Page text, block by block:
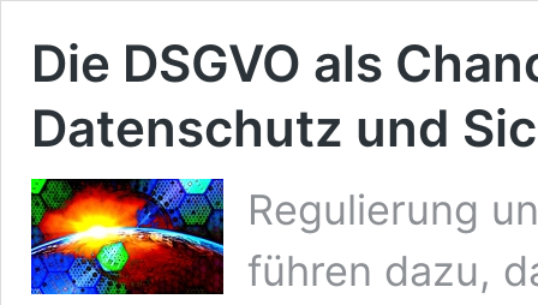
Die DSGVO als
Datenschutz und
Regulierung
führen dazu,